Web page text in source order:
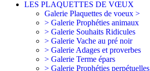
LES PLAQUETTES DE VŒUX
Galerie Plaquettes de voeux >
> Galerie Prophéties animaux
> Galerie Souhaits Ridicules
> Galerie Vache au pré noir
> Galerie Adages et proverbes
> Galerie Terme épars
> Galerie Prophéties perpétuelles